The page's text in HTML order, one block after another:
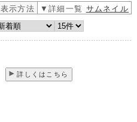
表示方法 ▼詳細一覧 サムネイル
詳しくはこちら